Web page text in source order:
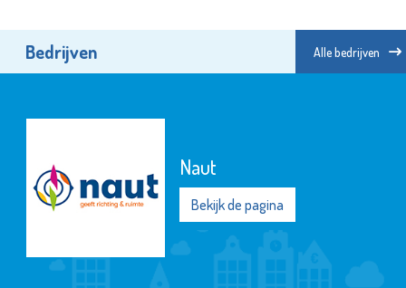
Bedrijven Alle bedrijven
Naut
Bekijk de pagina